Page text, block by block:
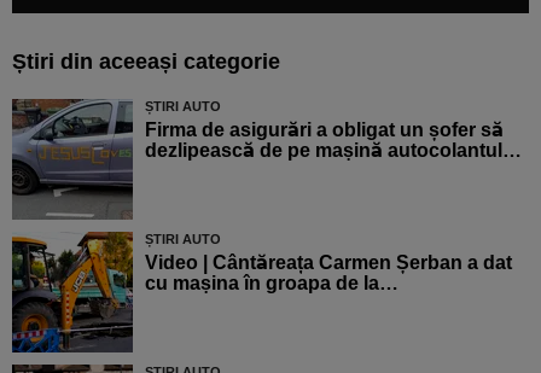
Știri din aceeași categorie
ȘTIRI AUTO
Firma de asigurări a obligat un șofer să
dezlipească de pe mașină autocolantul…
ȘTIRI AUTO
Video | Cântăreața Carmen Șerban a dat
cu mașina în groapa de la…